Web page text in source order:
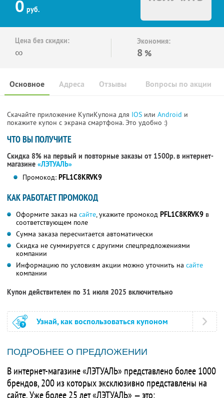
0 руб.
Цена без скидки:
∞
Экономия:
8 %
Основное Отзывы Вопросы по акции
Адреса
Скачайте приложение КупиКупона для IOS или Android и
покажите купон с экрана смартфона. Это удобно :)
ЧТО ВЫ ПОЛУЧИТЕ
Скидка 8% на первый и повторные заказы от 1500р. в интернет-
магазине «ЛЭТУАЛЬ»
Промокод: PFL1C8KRVK9
КАК РАБОТАЕТ ПРОМОКОД
Оформите заказ на сайте, укажите промокод PFL1C8KRVK9 в
соответствующем поле
Сумма заказа пересчитается автоматически
Скидка не суммируется с другими спецпредложениями
компании
Информацию по условиям акции можно уточнить на сайте
компании
Купон действителен по 31 июля 2025 включительно
Узнай, как воспользоваться купоном
ПОДРОБНЕЕ О ПРЕДЛОЖЕНИИ
В интернет-магазине «ЛЭТУАЛЬ» представлено более 1000
брендов, 200 из которых эксклюзивно представлены на
сайте. Уже более 25 лет «ЛЭТУАЛЬ» — это: